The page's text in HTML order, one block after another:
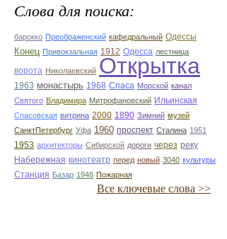
Слова для поиска:
барокко Преображенский кафедральный Одессы
Конец Привокзальная 1912 Одесса лестница
ворота Николаевский Открытка
1963 монастырь 1968 Спаса Морской канал
Святого Владимира Митрофановский Ильинская
Спасовская витрина 2000 1890 Зимний музей
СанктПетербург Уфа 1960 проспект Сталина 1951
1953 архитекторы Сибирской дороги через реку
Набережная кинотеатр перед новый 3040 культуры
Станция Базар 1948 Пожарная
Все ключевые слова >>